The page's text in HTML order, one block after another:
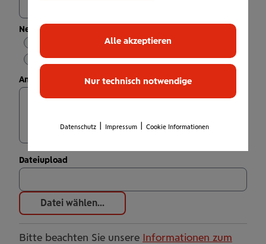
Neue Adresse gilt
für alle Verträge
nicht für alle Verträge
Anmerkungen
Dateiupload
Datei wählen...
Bestaetigungsseite
Bitte beachten Sie unsere Informationen zum
Nur technisch notwendige
Alle akzeptieren
Datenschutz Impressum Cookie Informationen